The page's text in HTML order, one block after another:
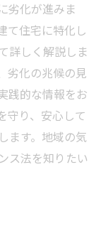
劣化が進みま
て住宅に特化し
詳しく解説しま
劣化の兆候の見
践的な情報をお
守り、安心して
ます。地域の気
ス法を知りたい